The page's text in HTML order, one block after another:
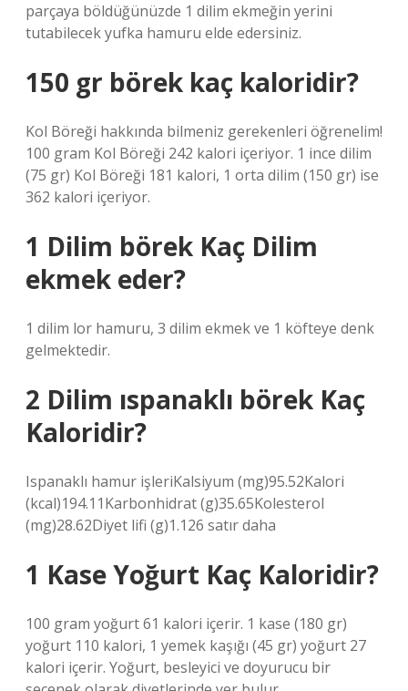
parçaya böldüğünüzde 1 dilim ekmeğin yerini
tutabilecek yufka hamuru elde edersiniz.
150 gr börek kaç kaloridir?
Kol Böreği hakkında bilmeniz gerekenleri öğrenelim!
100 gram Kol Böreği 242 kalori içeriyor. 1 ince dilim
(75 gr) Kol Böreği 181 kalori, 1 orta dilim (150 gr) ise
362 kalori içeriyor.
1 Dilim börek Kaç Dilim
ekmek eder?
1 dilim lor hamuru, 3 dilim ekmek ve 1 köfteye denk
gelmektedir.
2 Dilim ıspanaklı börek Kaç
Kaloridir?
Ispanaklı hamur işleriKalsiyum (mg)95.52Kalori
(kcal)194.11Karbonhidrat (g)35.65Kolesterol
(mg)28.62Diyet lifi (g)1.126 satır daha
1 Kase Yoğurt Kaç Kaloridir?
100 gram yoğurt 61 kalori içerir. 1 kase (180 gr)
yoğurt 110 kalori, 1 yemek kaşığı (45 gr) yoğurt 27
kalori içerir. Yoğurt, besleyici ve doyurucu bir